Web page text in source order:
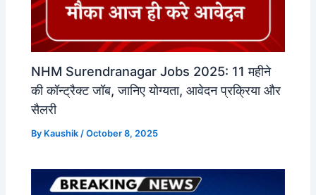
NHM Surendranagar Jobs 2025: 11 महीने
की कॉन्ट्रैक्ट जॉब, जानिए योग्यता, आवेदन प्रक्रिया और
सैलरी
By Kaushik/October 8, 2025